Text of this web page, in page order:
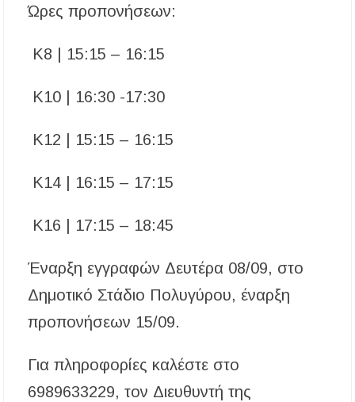
Ώρες προπονήσεων:
Κ8 | 15:15 – 16:15
Κ10 | 16:30 -17:30
Κ12 | 15:15 – 16:15
K14 | 16:15 – 17:15
Κ16 | 17:15 – 18:45
Έναρξη εγγραφών Δευτέρα 08/09, στο
Δημοτικό Στάδιο Πολυγύρου, έναρξη
προπονήσεων 15/09.
Για πληροφορίες καλέστε στο
6989633229, τον Διευθυντή της